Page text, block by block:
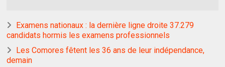
Examens nationaux : la dernière ligne droite 37.279
candidats hormis les examens professionnels
Les Comores fêtent les 36 ans de leur indépendance,
demain